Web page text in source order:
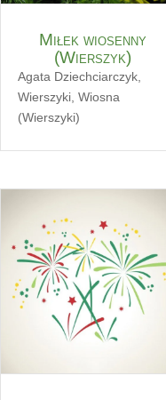
Miłek wiosenny
(Wierszyk)
Agata Dziechciarczyk
Wierszyki Wiosna
(Wierszyki)